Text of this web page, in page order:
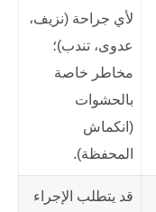
لأي جراحة (نزيف،
عدوى، تندب)؛
مخاطر خاصة
بالحشوات
(انكماش
المحفظة).
قد يتطلب الإجراء